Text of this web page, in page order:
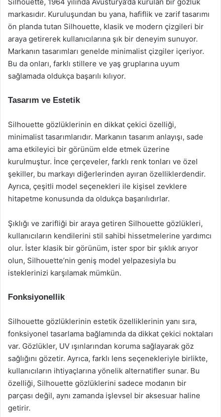
markasıdır. Kuruluşundan bu yana, hafiflik ve zarif tasarımı
ön planda tutan Silhouette, klasik ve modern çizgileri bir
araya getirerek kullanıcılarına şık bir deneyim sunuyor.
Markanın tasarımları genelde minimalist çizgiler içeriyor.
Bu da onları, farklı stillere ve yaş gruplarına uyum
sağlamada oldukça başarılı kılıyor.
Tasarım ve Estetik
Silhouette gözlüklerinin en dikkat çekici özelliği,
minimalist tasarımlarıdır. Markanın tasarım anlayışı, sade
ama etkileyici bir görünüm elde etmek üzerine
kurulmuştur. İnce çerçeveler, farklı renk tonları ve özel
şekiller, bu markayı diğerlerinden ayıran özelliklerdendir.
Ayrıca, çeşitli model seçenekleri ile kişisel zevklere
hitapetme konusunda da oldukça başarılıdırlar.
Şıklığı ve zarifliği bir araya getiren Silhouette gözlükleri,
kullanıcıların kendilerini stil sahibi hissetmelerine yardımcı
olur. İster klasik bir görünüm, ister spor bir şıklık arıyor
olun, Silhouette’nin geniş model yelpazesiyla bu
isteklerinizi karşılamak mümkün.
Fonksiyonellik
Silhouette gözlüklerinin estetik özelliklerinin yanı sıra,
fonksiyonel tasarlama bağlamında da dikkat çekici noktaları
var. Gözlükler, UV ışınlarından koruma sağlayarak göz
sağlığını gözetir. Ayrıca, farklı lens seçenekleriyle birlikte,
kullanıcıların ihtiyaçlarına yönelik alternatifler sunar. Bu
özelliği, Silhouette gözlüklerini sadece modanın bir
parçası değil, aynı zamanda işlevsel bir aksesuar haline
getirir.